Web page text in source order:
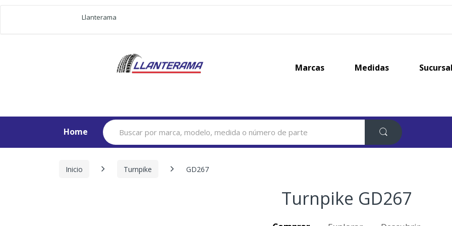
Llanterama
Marcas Medidas
Home
Search
for:
Inicio Turnpike GD267
Turnpike GD267